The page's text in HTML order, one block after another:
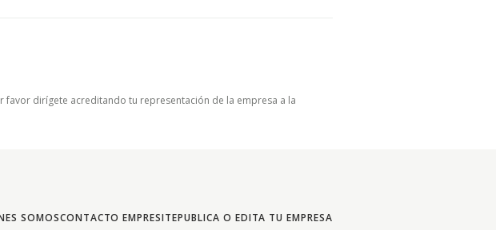
favor dirígete acreditando tu representación de la empresa a la
SOMOSCONTACTO EMPRESITEPUBLICA O EDITA TU EMPRESA